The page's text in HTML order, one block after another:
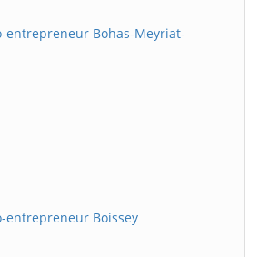
entrepreneur Bohas-Meyriat-
entrepreneur Boissey